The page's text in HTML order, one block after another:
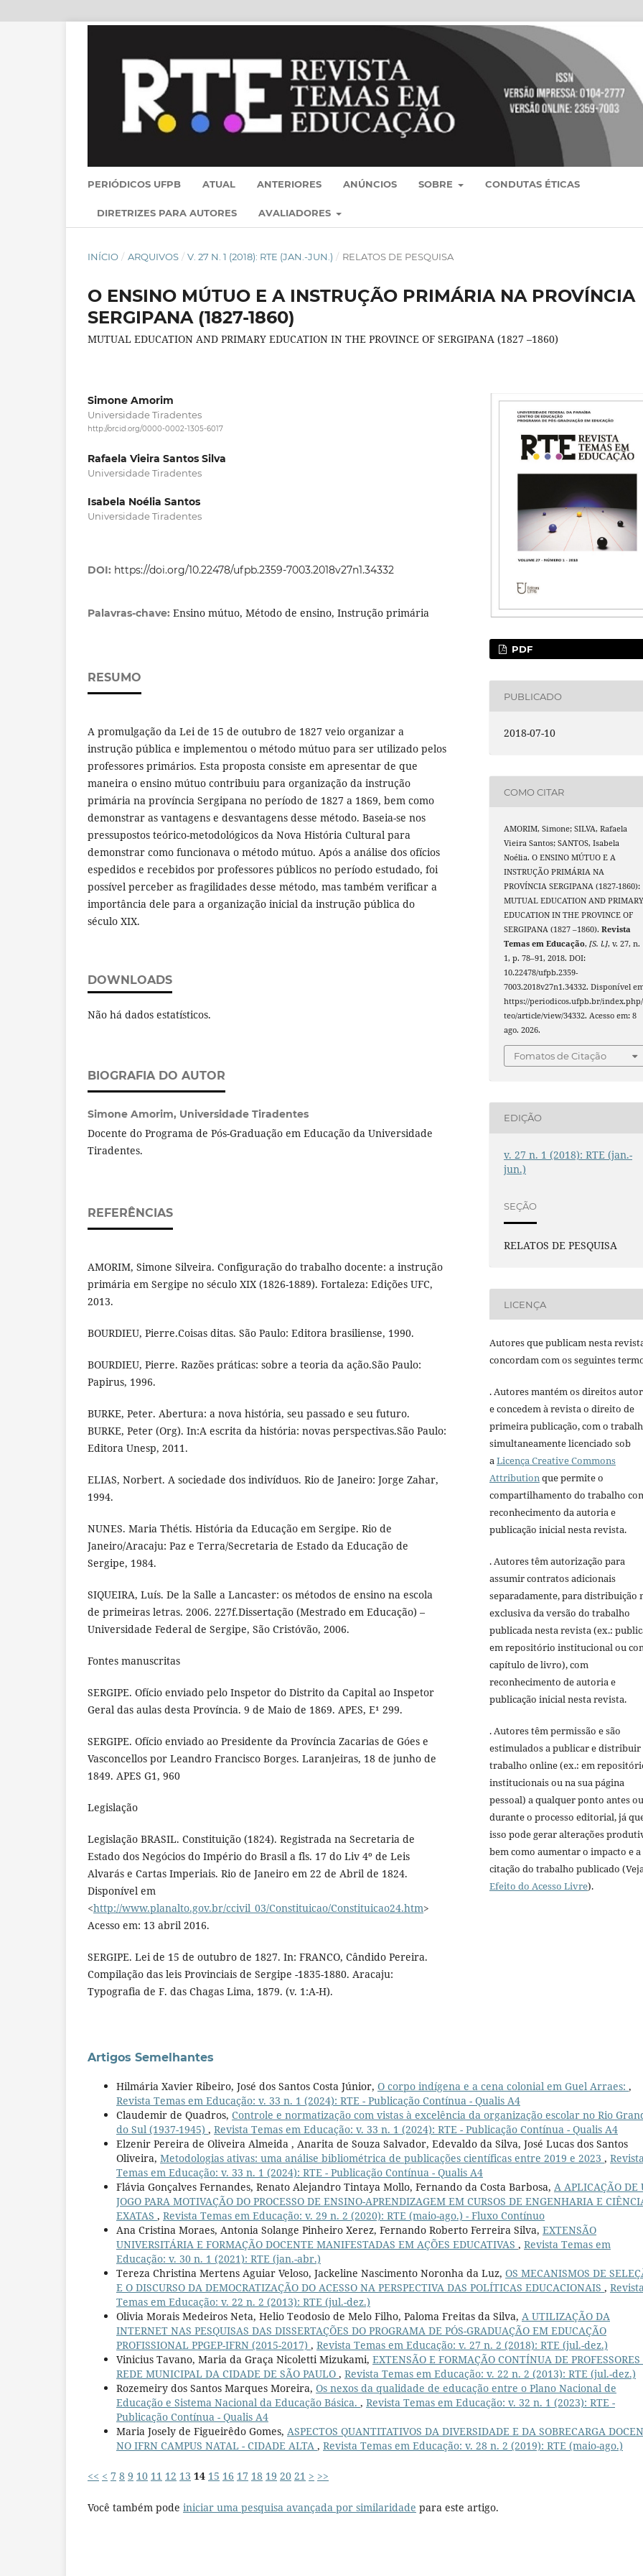
PERIÓDICOS UFPB ATUAL ANTERIORES ANÚNCIOS SOBRE CONDUTAS ÉTICAS
DIRETRIZES PARA AUTORES AVALIADORES
INÍCIO / ARQUIVOS / V. 27 N. 1 (2018): RTE (JAN.-JUN.) / RELATOS DE PESQUISA
O ENSINO MÚTUO E A INSTRUÇÃO PRIMÁRIA NA PROVÍNCIA
SERGIPANA (1827-1860)
MUTUAL EDUCATION AND PRIMARY EDUCATION IN THE PROVINCE OF SERGIPANA (1827 –1860)
Simone Amorim
Universidade Tiradentes
http://orcid.org/0000-0002-1305-6017
Rafaela Vieira Santos Silva
Universidade Tiradentes
Isabela Noélia Santos
Universidade Tiradentes
DOI: https://doi.org/10.22478/ufpb.2359-7003.2018v27n1.34332
Palavras-chave: Ensino mútuo, Método de ensino, Instrução primária
RESUMO
A promulgação da Lei de 15 de outubro de 1827 veio organizar a
instrução pública e implementou o método mútuo para ser utilizado pelos
professores primários. Esta proposta consiste em apresentar de que
maneira o ensino mútuo contribuiu para organização da instrução
primária na província Sergipana no período de 1827 a 1869, bem como
demonstrar as vantagens e desvantagens desse método. Baseia-se nos
pressupostos teórico-metodológicos da Nova História Cultural para
demonstrar como funcionava o método mútuo. Após a análise dos ofícios
espedidos e recebidos por professores públicos no período estudado, foi
possível perceber as fragilidades desse método, mas também verificar a
importância dele para a organização inicial da instrução pública do
século XIX.
DOWNLOADS
Não há dados estatísticos.
BIOGRAFIA DO AUTOR
Simone Amorim, Universidade Tiradentes
Docente do Programa de Pós-Graduação em Educação da Universidade
Tiradentes.
REFERÊNCIAS
AMORIM, Simone Silveira. Configuração do trabalho docente: a instrução
primária em Sergipe no século XIX (1826-1889). Fortaleza: Edições UFC,
2013.
BOURDIEU, Pierre.Coisas ditas. São Paulo: Editora brasiliense, 1990.
BOURDIEU, Pierre. Razões práticas: sobre a teoria da ação.São Paulo:
Papirus, 1996.
BURKE, Peter. Abertura: a nova história, seu passado e seu futuro.
BURKE, Peter (Org). In:A escrita da história: novas perspectivas.São Paulo:
Editora Unesp, 2011.
ELIAS, Norbert. A sociedade dos indivíduos. Rio de Janeiro: Jorge Zahar,
1994.
NUNES. Maria Thétis. História da Educação em Sergipe. Rio de
Janeiro/Aracaju: Paz e Terra/Secretaria de Estado da Educação de
Sergipe, 1984.
SIQUEIRA, Luís. De la Salle a Lancaster: os métodos de ensino na escola
de primeiras letras. 2006. 227f.Dissertação (Mestrado em Educação) –
Universidade Federal de Sergipe, São Cristóvão, 2006.
Fontes manuscritas
SERGIPE. Ofício enviado pelo Inspetor do Distrito da Capital ao Inspetor
Geral das aulas desta Província. 9 de Maio de 1869. APES, E¹ 299.
SERGIPE. Ofício enviado ao Presidente da Província Zacarias de Góes e
Vasconcellos por Leandro Francisco Borges. Laranjeiras, 18 de junho de
1849. APES G1, 960
Legislação
Legislação BRASIL. Constituição (1824). Registrada na Secretaria de
Estado dos Negócios do Império do Brasil a fls. 17 do Liv 4º de Leis
Alvarás e Cartas Imperiais. Rio de Janeiro em 22 de Abril de 1824.
Disponível em
<http://www.planalto.gov.br/ccivil_03/Constituicao/Constituicao24.htm>
Acesso em: 13 abril 2016.
SERGIPE. Lei de 15 de outubro de 1827. In: FRANCO, Cândido Pereira.
Compilação das leis Provinciais de Sergipe -1835-1880. Aracaju:
Typografia de F. das Chagas Lima, 1879. (v. 1:A-H).
PDF
PUBLICADO
2018-07-10
COMO CITAR
AMORIM, Simone; SILVA, Rafaela
Vieira Santos; SANTOS, Isabela
Noélia. O ENSINO MÚTUO E A
INSTRUÇÃO PRIMÁRIA NA
PROVÍNCIA SERGIPANA (1827-1860):
MUTUAL EDUCATION AND
EDUCATION IN THE PROVINCE OF
SERGIPANA (1827 –1860).Revista
Temas em Educação,[S. l.], v. 27, n.
1, p. 78–91, 2018. DOI:
10.22478/ufpb.2359-
7003.2018v27n1.34332. Disponível
https://periodicos.ufpb.br/
teo/article/view/34332. Acesso em: 8
ago. 2026.
Fomatos de Citação
EDIÇÃO
v. 27 n. 1 (2018): RTE (jan.-
jun.)
SEÇÃO
RELATOS DE PESQUISA
LICENÇA
Autores que publicam nesta
concordam com os seguintes
. Autores mantém os direitos
e concedem à revista o direito de
primeira publicação, com o
simultaneamente licenciado sob
aLicença Creative Commons
Attributionque permite o
compartilhamento do trabalho
reconhecimento da autoria e
publicação inicial nesta revista.
. Autores têm autorização para
assumir contratos adicionais
separadamente, para distribuição
exclusiva da versão do trabalho
publicada nesta revista (ex.:
em repositório institucional ou
capítulo de livro), com
reconhecimento de autoria e
publicação inicial nesta revista.
. Autores têm permissão e são
estimulados a publicar e distribuir
trabalho online (ex.: em
institucionais ou na sua página
pessoal) a qualquer ponto antes ou
durante o processo editorial, já
isso pode gerar alterações
bem como aumentar o impacto e a
citação do trabalho publicado
Efeito do Acesso Livre).
Artigos Semelhantes
Hilmária Xavier Ribeiro, José dos Santos Costa Júnior, O corpo indígena e a cena colonial em Guel Arraes: ,
Revista Temas em Educação: v. 33 n. 1 (2024): RTE - Publicação Contínua - Qualis A4
Claudemir de Quadros, Controle e normatização com vistas à excelência da organização escolar no Rio
do Sul (1937-1945) , Revista Temas em Educação: v. 33 n. 1 (2024): RTE - Publicação Contínua - Qualis A4
Elzenir Pereira de Oliveira Almeida , Anarita de Souza Salvador, Edevaldo da Silva, José Lucas dos Santos
Oliveira, Metodologias ativas: uma análise bibliométrica de publicações científicas entre 2019 e 2023 ,
Temas em Educação: v. 33 n. 1 (2024): RTE - Publicação Contínua - Qualis A4
Flávia Gonçalves Fernandes, Renato Alejandro Tintaya Mollo, Fernando da Costa Barbosa, A APLICAÇÃO DE
JOGO PARA MOTIVAÇÃO DO PROCESSO DE ENSINO-APRENDIZAGEM EM CURSOS DE ENGENHARIA E
EXATAS , Revista Temas em Educação: v. 29 n. 2 (2020): RTE (maio-ago.) - Fluxo Contínuo
Ana Cristina Moraes, Antonia Solange Pinheiro Xerez, Fernando Roberto Ferreira Silva, EXTENSÃO
UNIVERSITÁRIA E FORMAÇÃO DOCENTE MANIFESTADAS EM AÇÕES EDUCATIVAS , Revista Temas em
Educação: v. 30 n. 1 (2021): RTE (jan.-abr.)
Tereza Christina Mertens Aguiar Veloso, Jackeline Nascimento Noronha da Luz, OS MECANISMOS DE
E O DISCURSO DA DEMOCRATIZAÇÃO DO ACESSO NA PERSPECTIVA DAS POLÍTICAS EDUCACIONAIS ,
Temas em Educação: v. 22 n. 2 (2013): RTE (jul.-dez.)
Olivia Morais Medeiros Neta, Helio Teodosio de Melo Filho, Paloma Freitas da Silva, A UTILIZAÇÃO DA
INTERNET NAS PESQUISAS DAS DISSERTAÇÕES DO PROGRAMA DE PÓS-GRADUAÇÃO EM EDUCAÇÃO
PROFISSIONAL PPGEP-IFRN (2015-2017) , Revista Temas em Educação: v. 27 n. 2 (2018): RTE (jul.-dez.)
Vinicius Tavano, Maria da Graça Nicoletti Mizukami, EXTENSÃO E FORMAÇÃO CONTÍNUA DE
REDE MUNICIPAL DA CIDADE DE SÃO PAULO , Revista Temas em Educação: v. 22 n. 2 (2013): RTE (jul.-dez.)
Rozemeiry dos Santos Marques Moreira, Os nexos da qualidade de educação entre o Plano Nacional de
Educação e Sistema Nacional da Educação Básica. , Revista Temas em Educação: v. 32 n. 1 (2023): RTE -
Publicação Contínua - Qualis A4
Maria Josely de Figueirêdo Gomes, ASPECTOS QUANTITATIVOS DA DIVERSIDADE E DA SOBRECARGA
NO IFRN CAMPUS NATAL - CIDADE ALTA , Revista Temas em Educação: v. 28 n. 2 (2019): RTE (maio-ago.)
<< < 7 8 9 10 11 12 13 14 15 16 17 18 19 20 21 > >>
Você também pode iniciar uma pesquisa avançada por similaridade para este artigo.